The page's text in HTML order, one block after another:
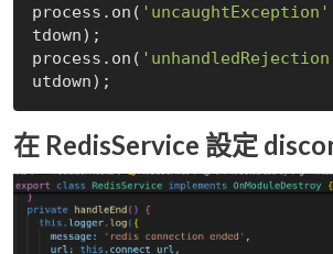
process.on( 'uncaughtException'
tdown);
process.on(
在 RedisService 設定